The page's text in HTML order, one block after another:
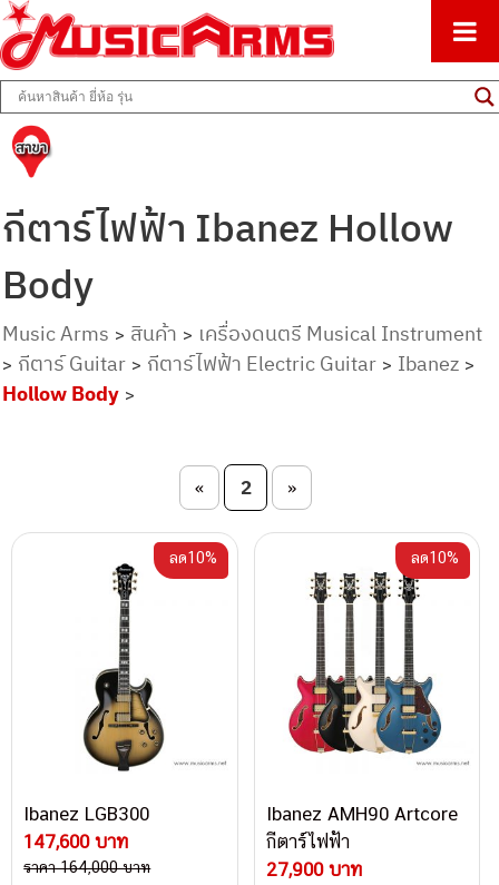
Music Arms
ศูนย์รวมครื่องดนตรีทุกชนิด ตั้งแต่เริ่มต้นถึงมืออาชีพ
กีตาร์ไฟฟ้า Ibanez Hollow
Body
Music Arms > สินค้า > เครื่องดนตรี Musical Instrument
> กีตาร์ Guitar> กีตาร์ไฟฟ้า Electric Guitar> Ibanez>
Hollow Body>
Post navigation
« 2 »
Ibanez LGB300
147,600 บาท
ลด10%
ราคา 164,000 บาท
Ibanez AMH90 Artcore
กีตาร์ไฟฟ้า
27,900 บาท
ลด10%